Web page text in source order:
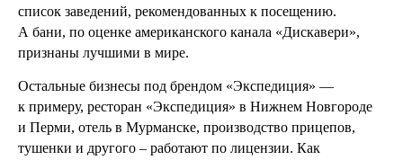
список заведений, рекомендованных к посещению.
А бани, по оценке американского канала «Дискавери»,
признаны лучшими в мире.
Остальные бизнесы под брендом «Экспедиция» —
к примеру, ресторан «Экспедиция» в Нижнем Новгороде
и Перми, отель в Мурманске, производство прицепов,
тушенки и другого – работают по лицензии. Как